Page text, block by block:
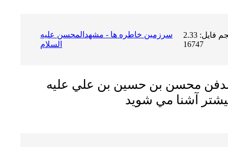
سرزمين خاطره ها - مشهدالمحسن عليه
السلام
حجم فایل: 2.33 MB | دریافت ها:
16747
مدفن محسن بن حسين بن علي عليه